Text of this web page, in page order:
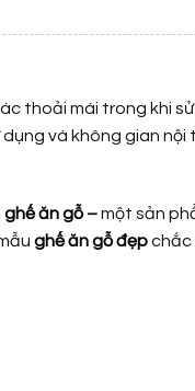
thoải mái trong khi
và không gian
ghế ăn gỗ–một sản
ghế ăn gỗ đẹpchắc